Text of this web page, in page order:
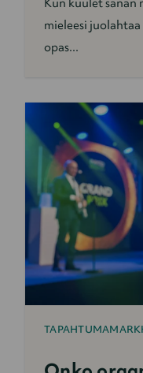
Kun kuulet sanan
mieleesi
opas...